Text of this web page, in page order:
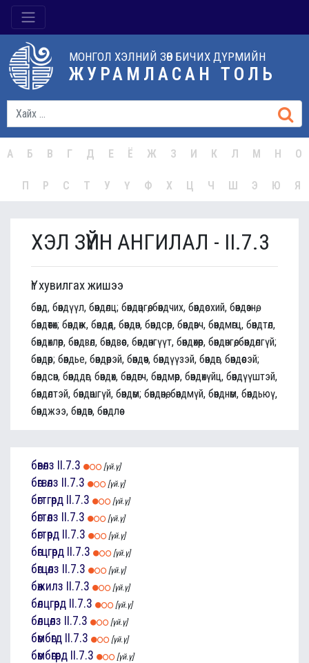
МОНГОЛ ХЭЛНИЙ ЗӨВ БИЧИХ ДҮРМИЙН
ЖУРАМЛАСАН ТОЛЬ
А Б В Г Д Е Ё Ж З И К Л М Н О
П Р С Т У Ү Ф Х Ц Ч Ш Э Ю Я
ХЭЛ ЗҮЙН АНГИЛАЛ - II.7.3
Үг хувилгах жишээ
бөөнд, бөөндүүл, бөөндөлц; бөөндөцгөө, бөөндчих, бөөндөсхий, бөөндөзнө,
бөөндөөтөх; бөөндөж, бөөндөөд, бөөндөн, бөөндсөөр, бөөндөвч, бөөндмөгц, бөөндтөл,
бөөндөхлөөр, бөөндвөл, бөөндвөөс, бөөндөнгүүт, бөөндөхөөр, бөөндөнгөө, бөөндөлгүй;
бөөндөөр; бөөндье, бөөндөөрэй, бөөндөөч, бөөндүүзэй, бөөндөг, бөөндөөсэй;
бөөндсөн, бөөнддөг, бөөндөх, бөөндөгч, бөөндмөөр, бөөндөхүйц, бөөндүүштэй,
бөөндөлтэй, бөөндөшгүй, бөөндөм; бөөндөнө, бөөндмүй, бөөнднөм, бөөндьюү,
бөөнджээ, бөөндөв, бөөндлөө
бөвөлз II.7.3 [үй.ү]
бөгвөлз II.7.3 [үй.ү]
бөгтгөрд II.7.3 [үй.ү]
бөгтөлз II.7.3 [үй.ү]
бөгтөрд II.7.3 [үй.ү]
бөгцгөрд II.7.3 [үй.ү]
бөгцөлз II.7.3 [үй.ү]
бөжилз II.7.3 [үй.ү]
бөлцгөрд II.7.3 [үй.ү]
бөлцөлз II.7.3 [үй.ү]
бөмбөгд II.7.3 [үй.ү]
бөмбөгөрд II.7.3 [үй.ү]